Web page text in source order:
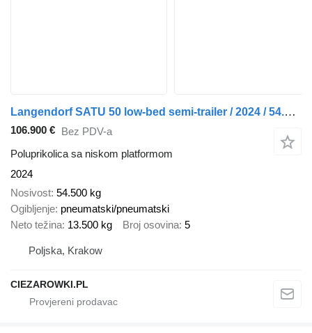
Langendorf SATU 50 low-bed semi-trailer / 2024 / 54.5 t load cap
106.900 € Bez PDV-a
Poluprikolica sa niskom platformom
2024
Nosivost 54.500 kg
Ogibljenje pneumatski/pneumatski
Neto težina 13.500 kg Broj osovina 5
Poljska, Krakow
CIEZAROWKI.PL